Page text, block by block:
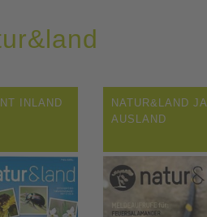
INLAND
NATUR&LAND
AUSLAND